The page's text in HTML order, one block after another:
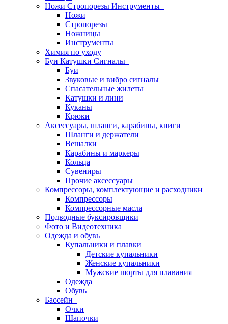
Ножи Стропорезы Инструменты
Ножи
Стропорезы
Ножницы
Инструменты
Химия по уходу
Буи Катушки Сигналы
Буи
Звуковые и вибро сигналы
Спасательные жилеты
Катушки и лини
Куканы
Крюки
Аксессуары, шланги, карабины, книги
Шланги и держатели
Вешалки
Карабины и маркеры
Кольца
Сувениры
Прочие аксессуары
Компрессоры, комплектующие и расходники
Компрессоры
Компрессорные масла
Подводные буксировщики
Фото и Видеотехника
Одежда и обувь
Купальники и плавки
Детские купальники
Женские купальники
Мужские шорты для плавания
Одежда
Обувь
Бассейн
Очки
Шапочки